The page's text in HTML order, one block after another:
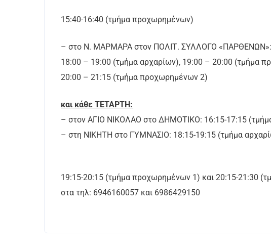
15:40-16:40 (τμήμα προχωρημένων)
– στο Ν. ΜΑΡΜΑΡΑ στον ΠΟΛΙΤ. ΣΥΛΛΟΓΟ «ΠΑΡΘΕΝΩΝ»:
18:00 – 19:00 (τμήμα αρχαρίων), 19:00 – 20:00 (τμήμα
20:00 – 21:15 (τμήμα προχωρημένων 2)
και κάθε ΤΕΤΑΡΤΗ:
– στον ΑΓΙΟ ΝΙΚΟΛΑΟ στο ΔΗΜΟΤΙΚΟ: 16:15-17:15
– στη ΝΙΚΗΤΗ στο ΓΥΜΝΑΣΙΟ: 18:15-19:15 (τμήμα
19:15-20:15 (τμήμα προχωρημένων 1) και 20:15-
στα τηλ: 6946160057 και 6986429150